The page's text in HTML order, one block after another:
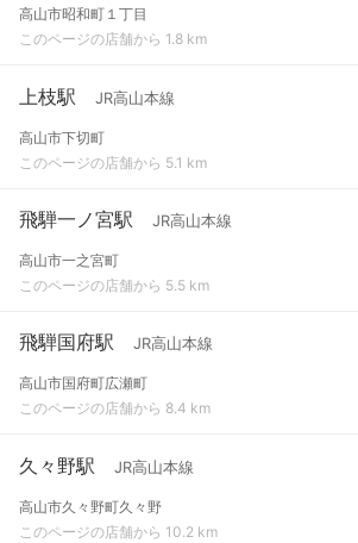
高山市昭和町１丁目
このページの店舗から 1.8 km
上枝駅 JR高山本線
高山市下切町
このページの店舗から 5.1 km
飛騨一ノ宮駅 JR高山本線
高山市一之宮町
このページの店舗から 5.5 km
飛騨国府駅 JR高山本線
高山市国府町広瀬町
このページの店舗から 8.4 km
久々野駅 JR高山本線
高山市久々野町久々野
このページの店舗から 10.2 km